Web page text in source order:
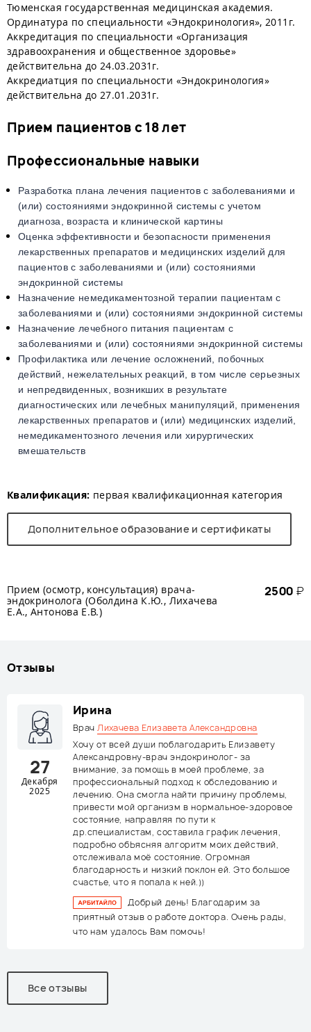
Тюменская государственная медицинская академия.
Ординатура по специальности «Эндокринология», 2011г.
Аккредитация по специальности «Организация
здравоохранения и общественное здоровье»
действительна до 24.03.2031г.
Аккредиатция по специальности «Эндокринология»
действительна до 27.01.2031г.
Прием пациентов с 18 лет
Профессиональные навыки
Разработка плана лечения пациентов с заболеваниями и
(или) состояниями эндокринной системы с учетом
диагноза, возраста и клинической картины
​Оценка эффективности и безопасности применения
лекарственных препаратов и медицинских изделий для
пациентов с заболеваниями и (или) состояниями
эндокринной системы
Назначение немедикаментозной терапии пациентам с
заболеваниями и (или) состояниями эндокринной системы
Назначение лечебного питания пациентам с
заболеваниями и (или) состояниями эндокринной системы
Профилактика или лечение осложнений, побочных
действий, нежелательных реакций, в том числе серьезных
и непредвиденных, возникших в результате
диагностических или лечебных манипуляций, применения
лекарственных препаратов и (или) медицинских изделий,
немедикаментозного лечения или хирургических
вмешательств
Квалификация: первая квалификационная категория
Дополнительное образование и сертификаты
Прием (осмотр, консультация) врача-
эндокринолога (Оболдина К.Ю., Лихачева
Е.А., Антонова Е.В.)
2500 ₽
Отзывы
27
Декабря
2025
Ирина
ВрачЛихачева Елизавета Александровна
Хочу от всей души поблагодарить Елизавету
Александровну-врач эндокринолог- за
внимание, за помощь в моей проблеме, за
профессиональный подход к обследованию и
лечению. Она смогла найти причину проблемы,
привести мой организм в нормальное-здоровое
состояние, направляя по пути к
др.специалистам, составила график лечения,
подробно обЬясняя алгоритм моих действий,
отслеживала моё состояние. Огромная
благодарность и низкий поклон ей. Это большое
счастье, что я попала к ней.))
Добрый день! Благодарим за
приятный отзыв о работе доктора. Очень рады,
что нам удалось Вам помочь!
Все отзывы